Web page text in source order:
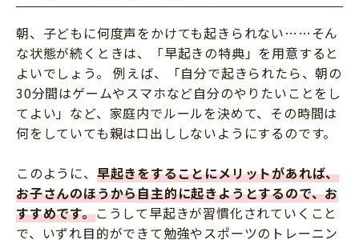
朝、子どもに何度声をかけても起きられない……そん
な状態が続くときは、「早起きの特典」を用意すると
よいでしょう。 例えば、「自分で起きられたら、朝の
30分間はゲームやスマホなど自分のやりたいことをし
てよい」など、家庭内でルールを決めて、その時間は
何をしていても親は口出ししないようにするのです。
このように、 早起きをすることにメリットがあれば、
お子さんのほうから自主的に起きようとするので、お
すすめです。こうして早起きが習慣化されていくこと
で、いずれ目的ができて勉強やスポーツのトレーニン